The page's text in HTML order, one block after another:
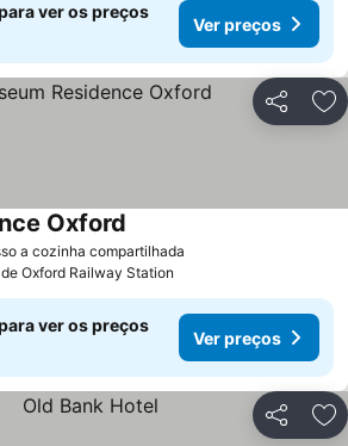
ver os preços
Ver preços
Partilhar
a cozinha compartilhada
Oxford
Oxford Railway Station
ver os preços
Ver preços
Partilhar